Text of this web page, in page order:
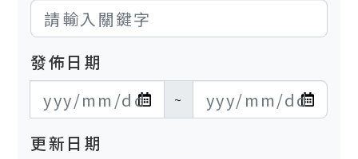
發佈日期
發布日期開始
~
發布日期結束
更新日期